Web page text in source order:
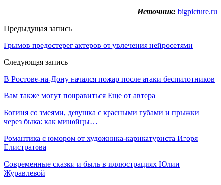
Источник: bigpicture.ru
Предыдущая запись
Грымов предостерег актеров от увлечения нейросетями
Следующая запись
В Ростове-на-Дону начался пожар после атаки беспилотников
Вам также могут понравиться Еще от автора
Богиня со змеями, девушка с красными губами и прыжки
через быка: как минойцы…
Романтика с юмором от художника-карикатуриста Игоря
Елистратова
Современные сказки и быль в иллюстрациях Юлии
Журавлевой